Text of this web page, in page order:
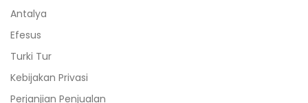
Antalya
Efesus
Turki Tur
Kebijakan Privasi
Perjanjian Penjualan